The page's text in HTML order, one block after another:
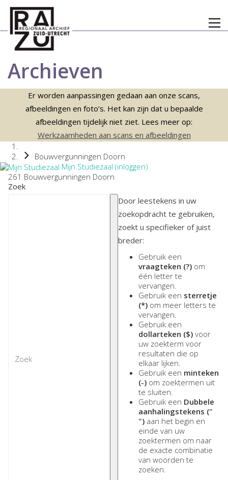
Archieven
Er worden aanpassingen gedaan aan onze scans,
afbeeldingen en foto’s. Het kan zijn dat u bepaalde
afbeeldingen tijdelijk niet ziet. Lees meer op:
Werkzaamheden aan scans en afbeeldingen
Bouwvergunningen Doorn
Mijn Studiezaal (inloggen)
261 Bouwvergunningen Doorn
Zoek
Door leestekens in uw
zoekopdracht te gebruiken,
zoekt u specifieker of juist
breder:
Gebruik een
vraagteken (?) om
één letter te
vervangen.
Gebruik een sterretje
(*) om meer letters te
vervangen.
Gebruik een
dollarteken ($) voor
uw zoekterm voor
resultaten die op
elkaar lijken.
Gebruik een minteken
(-) om zoektermen uit
te sluiten.
Gebruik een Dubbele
aanhalingstekens ("
") aan het begin en
einde van uw
zoektermen om naar
de exacte combinatie
van woorden te
zoeken.